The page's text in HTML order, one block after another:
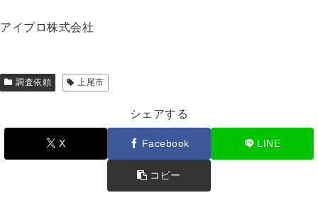
アイプロ株式会社
調査依頼 上尾市
シェアする
X Facebook LINE
コピー